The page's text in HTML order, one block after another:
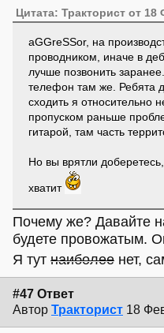
Цитата: Тракторист от 18
aGGreSSor, на
проводником, иначе в
лучше позвонить
телефон там же. Ребята
сходить я относительно
пропуском раньше
гитарой, там часть
Но вы врятли
хватит
Почему же? Давайте
будете провожатым.
Я тут наиболее нет,
#47 Ответ
Автор Тракторист 18